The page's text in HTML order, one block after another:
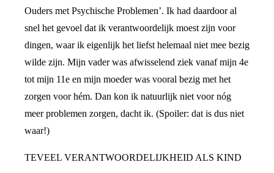
Ouders met Psychische Problemen’. Ik had daardoor al
snel het gevoel dat ik verantwoordelijk moest zijn voor
dingen, waar ik eigenlijk het liefst helemaal niet mee bezig
wilde zijn. Mijn vader was afwisselend ziek vanaf mijn 4e
tot mijn 11e en mijn moeder was vooral bezig met het
zorgen voor hém. Dan kon ik natuurlijk niet voor nóg
meer problemen zorgen, dacht ik. (Spoiler: dat is dus niet
waar!)
TEVEEL VERANTWOORDELIJKHEID ALS KIND